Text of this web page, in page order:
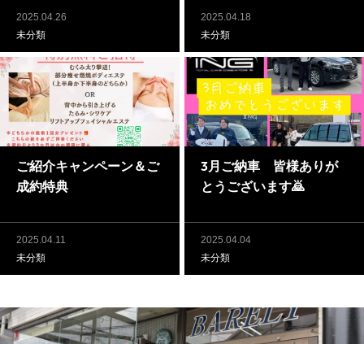
2025.04.26
未分類
2025.04.18
未分類
ご紹介キャンペーン＆ご
成約特典
2025.04.11
未分類
3月ご納車 皆様ありが
とうございます🙇
2025.04.04
未分類